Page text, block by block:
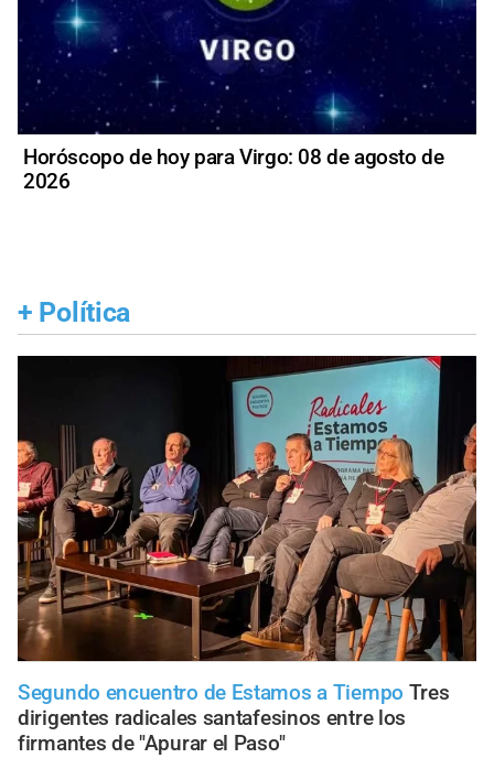
Horóscopo de hoy para Virgo: 08 de agosto de
2026
+ Política
Segundo encuentro de Estamos a Tiempo Tres
dirigentes radicales santafesinos entre los
firmantes de "Apurar el Paso"